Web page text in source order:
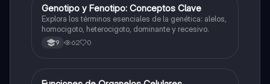
GBiologia
Genotipo y Fenotipo: Conceptos Clave
Explora los términos esenciales de la genética: alelos,
homocigoto, heterocigoto, dominante y recesivo.
9 62 0